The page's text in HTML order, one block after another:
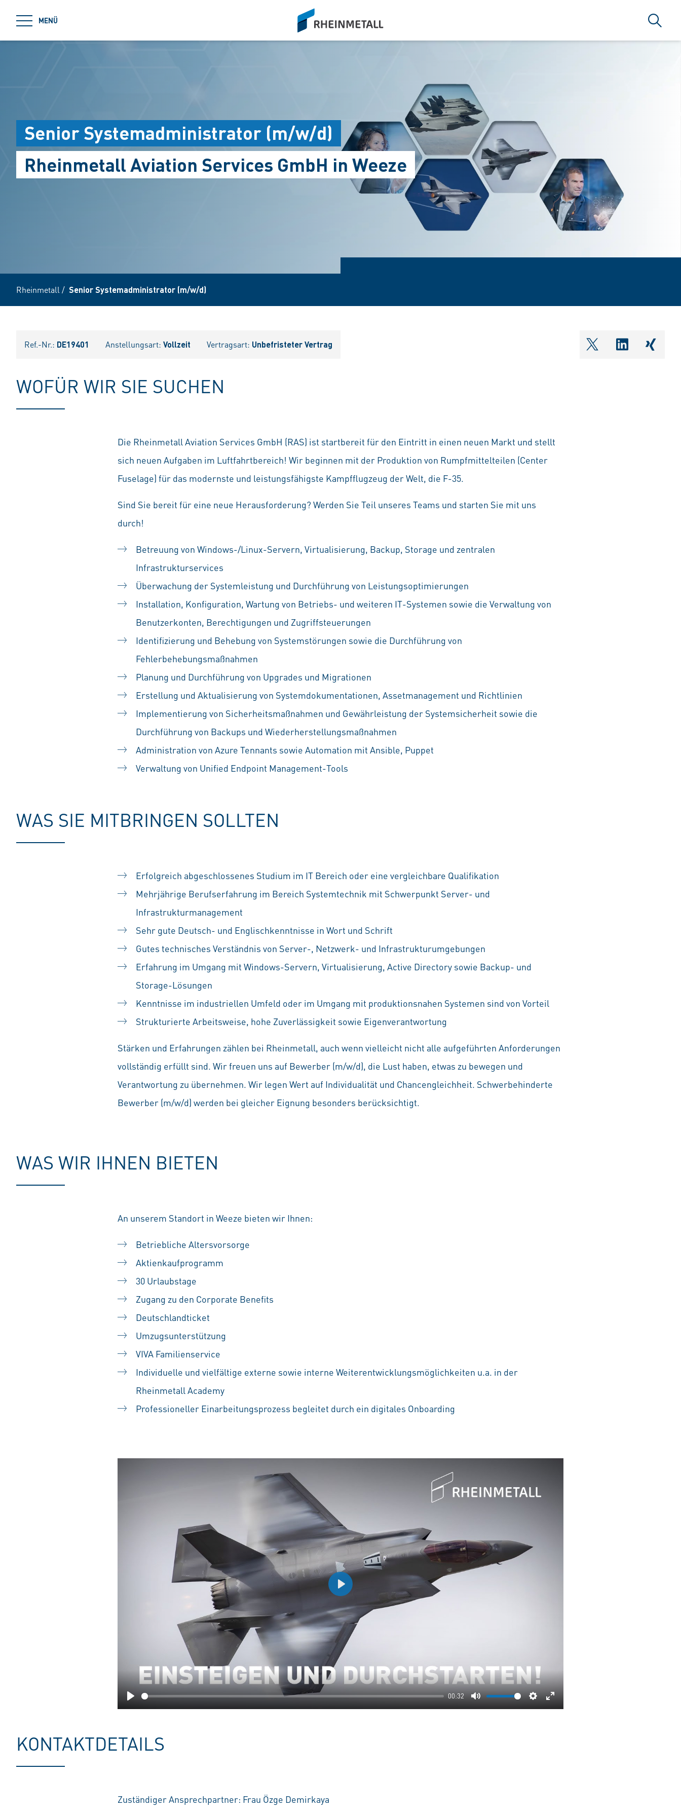
MENÜ
siteLogo
Suche
Senior Systemadministrator (m/w/d)
Rheinmetall Aviation Services GmbH in Weeze
Rheinmetall / Senior Systemadministrator (m/w/d)
Ref.-Nr.: DE19401 Anstellungsart: Vollzeit Vertragsart: Unbefristeter Vertrag shareOntwitter
WOFÜR WIR SIE SUCHEN
Die Rheinmetall Aviation Services GmbH (RAS) ist startbereit für den Eintritt in einen neuen Markt und stellt
sich neuen Aufgaben im Luftfahrtbereich! Wir beginnen mit der Produktion von Rumpfmittelteilen (Center
Fuselage) für das modernste und leistungsfähigste Kampfflugzeug der Welt, die F-35.
Sind Sie bereit für eine neue Herausforderung? Werden Sie Teil unseres Teams und starten Sie mit uns
durch!
Betreuung von Windows-/Linux-Servern, Virtualisierung, Backup, Storage und zentralen
Infrastrukturservices
Überwachung der Systemleistung und Durchführung von Leistungsoptimierungen
Installation, Konfiguration, Wartung von Betriebs- und weiteren IT-Systemen sowie die Verwaltung von
Benutzerkonten, Berechtigungen und Zugriffsteuerungen
Identifizierung und Behebung von Systemstörungen sowie die Durchführung von
Fehlerbehebungsmaßnahmen
Planung und Durchführung von Upgrades und Migrationen
Erstellung und Aktualisierung von Systemdokumentationen, Assetmanagement und Richtlinien
Implementierung von Sicherheitsmaßnahmen und Gewährleistung der Systemsicherheit sowie die
Durchführung von Backups und Wiederherstellungsmaßnahmen
Administration von Azure Tennants sowie Automation mit Ansible, Puppet
Verwaltung von Unified Endpoint Management-Tools
WAS SIE MITBRINGEN SOLLTEN
Erfolgreich abgeschlossenes Studium im IT Bereich oder eine vergleichbare Qualifikation
Mehrjährige Berufserfahrung im Bereich Systemtechnik mit Schwerpunkt Server- und
Infrastrukturmanagement
Sehr gute Deutsch- und Englischkenntnisse in Wort und Schrift
Gutes technisches Verständnis von Server-, Netzwerk- und Infrastrukturumgebungen
Erfahrung im Umgang mit Windows-Servern, Virtualisierung, Active Directory sowie Backup- und
Storage-Lösungen
Kenntnisse im industriellen Umfeld oder im Umgang mit produktionsnahen Systemen sind von Vorteil
Strukturierte Arbeitsweise, hohe Zuverlässigkeit sowie Eigenverantwortung
Stärken und Erfahrungen zählen bei Rheinmetall, auch wenn vielleicht nicht alle aufgeführten Anforderungen
vollständig erfüllt sind. Wir freuen uns auf Bewerber (m/w/d), die Lust haben, etwas zu bewegen und
Verantwortung zu übernehmen. Wir legen Wert auf Individualität und Chancengleichheit. Schwerbehinderte
Bewerber (m/w/d) werden bei gleicher Eignung besonders berücksichtigt.
WAS WIR IHNEN BIETEN
An unserem Standort in Weeze bieten wir Ihnen:
Betriebliche Altersvorsorge
Aktienkaufprogramm
30 Urlaubstage
Zugang zu den Corporate Benefits
Deutschlandticket
Umzugsunterstützung
VIVA Familienservice
Individuelle und vielfältige externe sowie interne Weiterentwicklungsmöglichkeiten u.a. in der
Rheinmetall Academy
Professioneller Einarbeitungsprozess begleitet durch ein digitales Onboarding
Play
00:32
Mute Settings
Enter
Play
KONTAKTDETAILS
Zuständiger Ansprechpartner: Frau Özge Demirkaya